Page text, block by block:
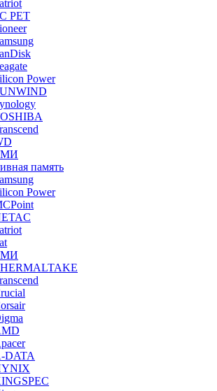
PET
Power
память
Power
DATA